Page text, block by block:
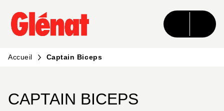
MENU RECHERCHE CONTENU
PIED DE PAGE
Accueil Captain Biceps
CAPTAIN BICEPS